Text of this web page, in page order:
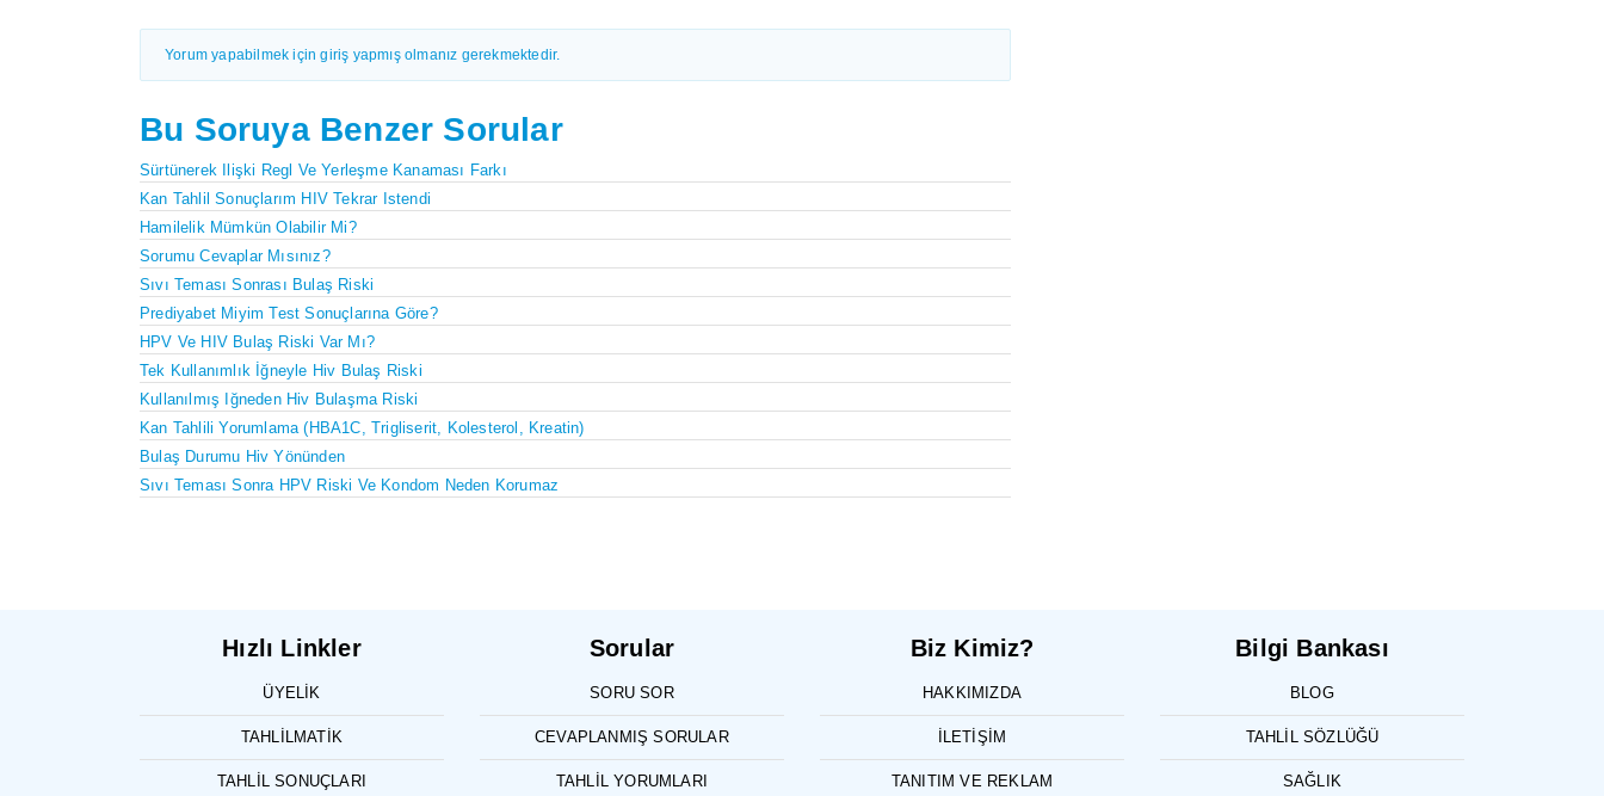
Yorum yapabilmek için giriş yapmış olmanız gerekmektedir.
Bu Soruya Benzer Sorular
Sürtünerek Ilişki Regl Ve Yerleşme Kanaması Farkı
Kan Tahlil Sonuçlarım HIV Tekrar Istendi
Hamilelik Mümkün Olabilir Mi?
Sorumu Cevaplar Mısınız?
Sıvı Teması Sonrası Bulaş Riski
Prediyabet Miyim Test Sonuçlarına Göre?
HPV Ve HIV Bulaş Riski Var Mı?
Tek Kullanımlık İğneyle Hiv Bulaş Riski
Kullanılmış Iğneden Hiv Bulaşma Riski
Kan Tahlili Yorumlama (HBA1C, Trigliserit, Kolesterol, Kreatin)
Bulaş Durumu Hiv Yönünden
Sıvı Teması Sonra HPV Riski Ve Kondom Neden Korumaz
Hızlı Linkler
ÜYELIK
TAHLILMATIK
TAHLIL SONUÇLARI
Sorular
SORU SOR
CEVAPLANMIŞ SORULAR
TAHLIL YORUMLARI
Biz Kimiz?
HAKKIMIZDA
İLETIŞIM
TANITIM VE REKLAM
Bilgi Bankası
BLOG
TAHLIL SÖZLÜĞÜ
SAĞLIK